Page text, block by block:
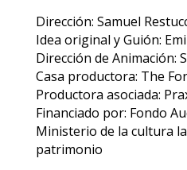
Dirección: Samuel
Idea original y Guión:
Dirección de Animación:
Casa productora: The
Productora asociada:
Financiado por: Fondo
Ministerio de la cultura
patrimonio